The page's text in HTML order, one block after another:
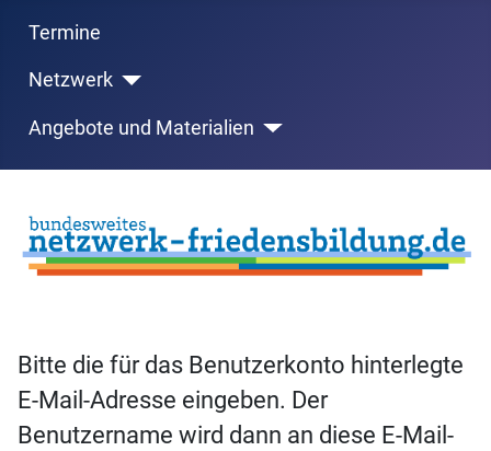
Termine
Netzwerk
Angebote und Materialien
Bitte die für das Benutzerkonto hinterlegte
E-Mail-Adresse eingeben. Der
Benutzername wird dann an diese E-Mail-